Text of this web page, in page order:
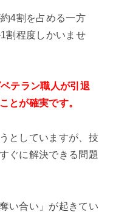
4割を占める一方
割程度しかいませ
テラン職人が引退
とが確実です。
としていますが、技
ぐに解決できる問題
い合い」が起きてい